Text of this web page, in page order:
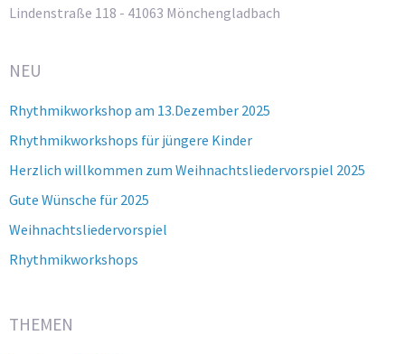
Lindenstraße 118 - 41063 Mönchengladbach
NEU
Rhythmikworkshop am 13.Dezember 2025
Rhythmikworkshops für jüngere Kinder
Herzlich willkommen zum Weihnachtsliedervorspiel 2025
Gute Wünsche für 2025
Weihnachtsliedervorspiel
Rhythmikworkshops
THEMEN